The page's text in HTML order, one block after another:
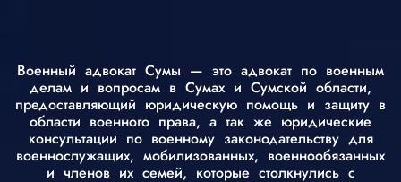
Военный адвокат Сумы — это адвокат по военным
делам и вопросам в Сумах и Сумской области,
предоставляющий юридическую помощь и защиту в
области военного права, а так же юридические
консультации по военному законодательству для
военнослужащих, мобилизованных, военнообязанных
и членов их семей, которые столкнулись с